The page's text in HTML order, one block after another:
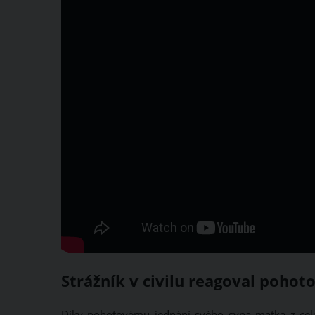
Strážník v civilu reagoval